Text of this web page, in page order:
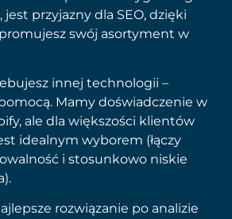
jest przyjazny dla SEO, dzięki
swój asortyment w
innej technologii –
Mamy doświadczenie w
ale dla większości klientów
idealnym wyborem (łączy
i stosunkowo niskie
rozwiązanie po analizie